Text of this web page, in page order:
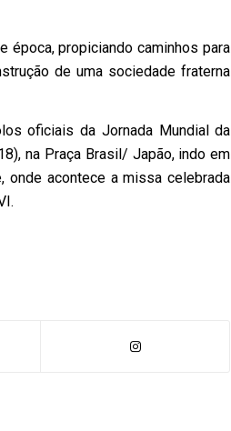
época, propiciando caminhos para
de uma sociedade fraterna
oficiais da Jornada Mundial da
na Praça Brasil/ Japão, indo em
onde acontece a missa celebrada